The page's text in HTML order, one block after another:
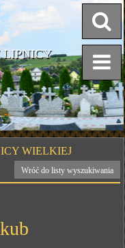
LIPNICY
WIELKIEJ
Wróć do listy wyszukiwania